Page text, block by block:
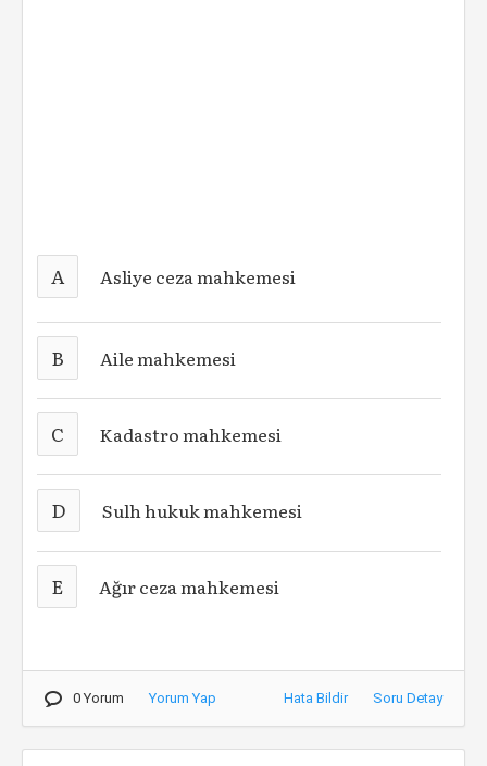
A Asliye ceza mahkemesi
B Aile mahkemesi
C Kadastro mahkemesi
D Sulh hukuk mahkemesi
E Ağır ceza mahkemesi
0 Yorum Yorum Yap Hata Bildir Soru Detay